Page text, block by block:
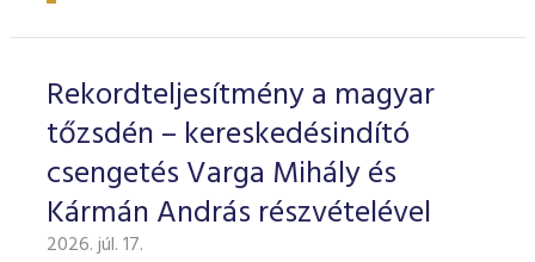
Rekordteljesítmény a magyar
tőzsdén – kereskedésindító
csengetés Varga Mihály és
Kármán András részvételével
2026. júl. 17.